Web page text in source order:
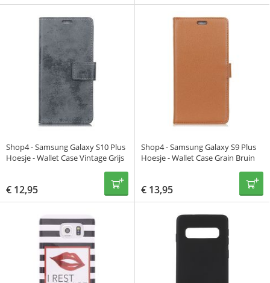
Shop4 - Samsung Galaxy S10 Plus
Hoesje - Wallet Case Vintage Grijs
€ 12,95
Shop4 - Samsung Galaxy S9 Plus
Hoesje - Wallet Case Grain Bruin
€ 13,95